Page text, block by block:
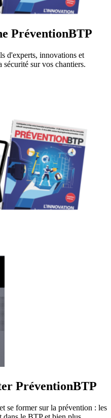
PréventionBTP
d'experts, innovations et
sur vos chantiers.
PréventionBTP
se former sur la prévention : les